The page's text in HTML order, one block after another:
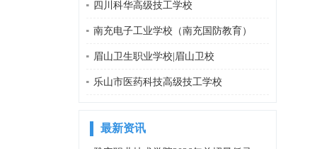
四川科华高级技工学校
南充电子工业学校（南充国防教育）
眉山卫生职业学校|眉山卫校
乐山市医药科技高级技工学校
最新资讯